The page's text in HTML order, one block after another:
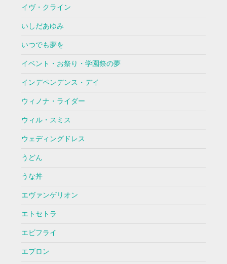
イヴ・クライン
いしだあゆみ
いつでも夢を
イベント・お祭り・学園祭の夢
インデペンデンス・デイ
ウィノナ・ライダー
ウィル・スミス
ウェディングドレス
うどん
うな丼
エヴァンゲリオン
エトセトラ
エビフライ
エプロン